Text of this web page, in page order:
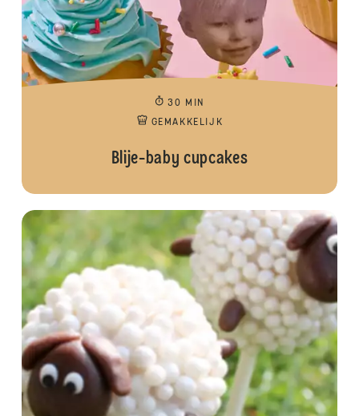
30 MIN
GEMAKKELIJK
Blije-baby cupcakes